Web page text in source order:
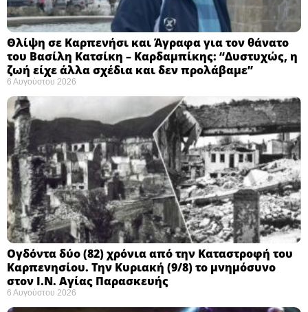
Θλίψη σε Καρπενήσι και Άγραφα για τον θάνατο
του Βασίλη Κατσίκη – Καρδαμπίκης: “Δυστυχώς, η
ζωή είχε άλλα σχέδια και δεν προλάβαμε”
6 Αυγούστου 2026
Ογδόντα δύο (82) χρόνια από την Καταστροφή του
Καρπενησίου. Την Κυριακή (9/8) το μνημόσυνο
στον Ι.Ν. Αγίας Παρασκευής
6 Αυγούστου 2026